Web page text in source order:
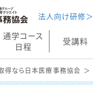
通学コース
日程
受講料
法人向け研修＞
得なら日本医療事務協会